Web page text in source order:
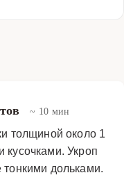
~ 10 мин
толщиной около 1
Укроп
дольками.